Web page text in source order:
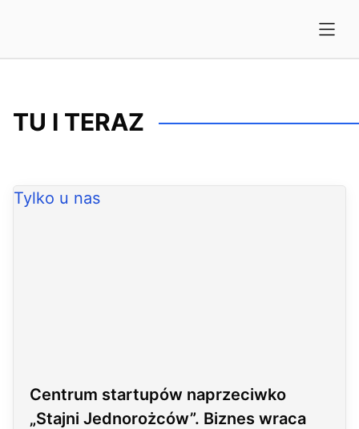
TU I TERAZ
Tylko u nas
Centrum startupów naprzeciwko
„Stajni Jednorożców”. Biznes wraca